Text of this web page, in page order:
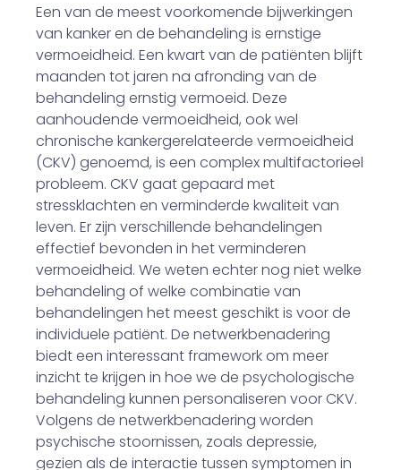
Een van de meest voorkomende bijwerkingen
van kanker en de behandeling is ernstige
vermoeidheid. Een kwart van de patiënten blijft
maanden tot jaren na afronding van de
behandeling ernstig vermoeid. Deze
aanhoudende vermoeidheid, ook wel
chronische kankergerelateerde vermoeidheid
(CKV) genoemd, is een complex multifactorieel
probleem. CKV gaat gepaard met
stressklachten en verminderde kwaliteit van
leven. Er zijn verschillende behandelingen
effectief bevonden in het verminderen
vermoeidheid. We weten echter nog niet welke
behandeling of welke combinatie van
behandelingen het meest geschikt is voor de
individuele patiënt. De netwerkbenadering
biedt een interessant framework om meer
inzicht te krijgen in hoe we de psychologische
behandeling kunnen personaliseren voor CKV.
Volgens de netwerkbenadering worden
psychische stoornissen, zoals depressie,
gezien als de interactie tussen symptomen in